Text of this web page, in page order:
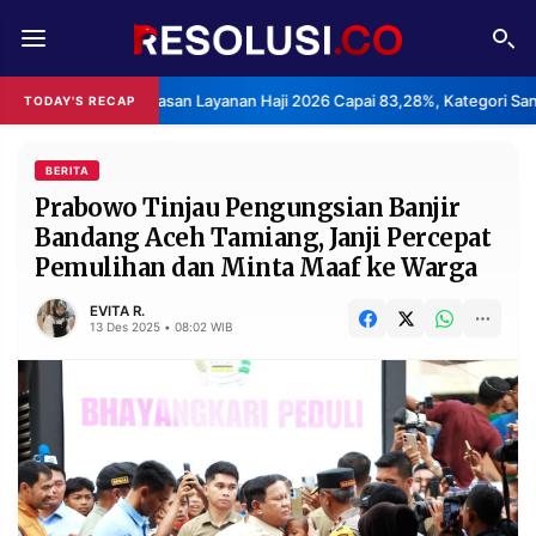
TODAY'S RECAP
BPS: Indeks Kepuasan Layanan Haji 2026 Capai 83,28%, Kategori
REDAKSI TENTANG
RESOLUSI IKLAN
RUBRIKASI
EDITORIAL AKSARA
FINANSIA PERSONA
DAERAH NASIONAL
MANCA SPORT
INFORMASI
BERITA
Prabowo Tinjau Pengungsian Banjir
Bandang Aceh Tamiang, Janji Percepat
Pemulihan dan Minta Maaf ke Warga
EVITA R.
13 Des 2025 • 08:02 WIB